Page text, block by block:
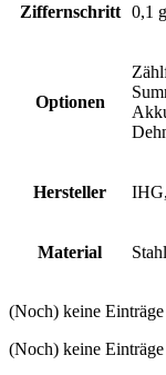
Ziffernschritt 0,1
Optionen
Hersteller
Material
(Noch) keine
(Noch) keine